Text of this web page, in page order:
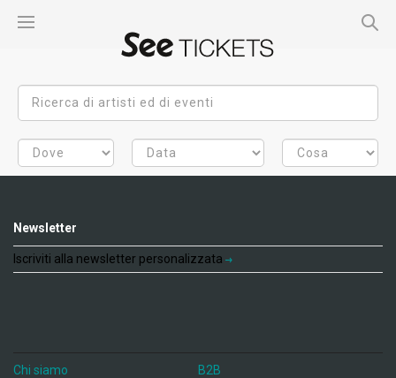
Newsletter
Iscriviti alla newsletter personalizzata
Chi siamo B2B